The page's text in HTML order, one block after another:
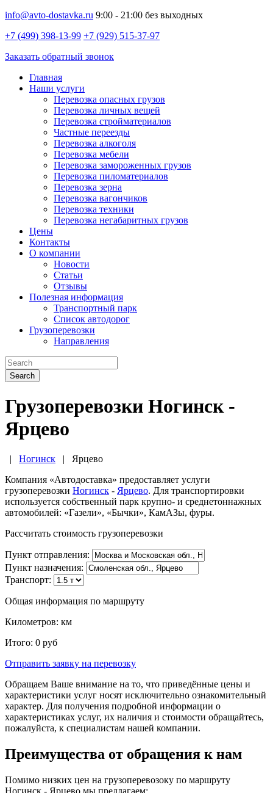
info@avto-dostavka.ru 9:00 - 21:00 без выходных
+7 (499) 398-13-99 +7 (929) 515-37-97
Заказать обратный звонок
Главная
Наши услуги
Перевозка опасных грузов
Перевозка личных вещей
Перевозка стройматериалов
Частные переезды
Перевозка алкоголя
Перевозка мебели
Перевозка замороженных грузов
Перевозка пиломатериалов
Перевозка зерна
Перевозка вагончиков
Перевозка техники
Перевозка негабаритных грузов
Цены
Контакты
О компании
Новости
Статьи
Отзывы
Полезная информация
Транспортный парк
Список автодорог
Грузоперевозки
Направления
Search
Грузоперевозки Ногинск -
Ярцево
| Ногинск | Ярцево
Компания «Автодоставка» предоставляет услуги
грузоперевозки Ногинск - Ярцево. Для транспортировки
используется собственный парк крупно- и среднетоннажных
автомобилей: «Газели», «Бычки», КамАЗы, фуры.
Рассчитать стоимость грузоперевозки
Пункт отправления:
Пункт назначения:
Транспорт:
Общая информация по маршруту
Километров: км
Итого: 0 руб
Отправить заявку на перевозку
Обращаем Ваше внимание на то, что приведённые цены и
характеристики услуг носят исключительно ознакомительный
характер. Для получения подробной информации о
характеристиках услуг, их наличия и стоимости обращайтесь,
пожалуйста, к специалистам нашей компании.
Преимущества от обращения к нам
Помимо низких цен на грузоперевозоку по маршруту
Ногинск - Ярцево мы предлагаем: